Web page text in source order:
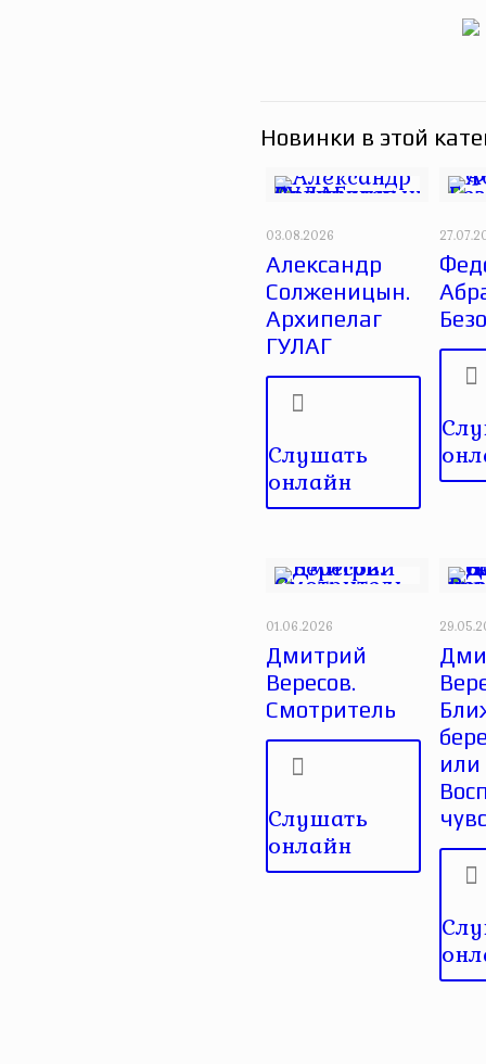
Новинки в этой
03.08.2026
Александр
Солженицын.
Архипелаг
ГУЛАГ
Слушать
онлайн
01.06.2026
Дмитрий
Вересов.
Смотритель
Слушать
онлайн
или